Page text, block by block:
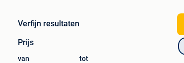
Verfijn resultaten
Prijs
van tot